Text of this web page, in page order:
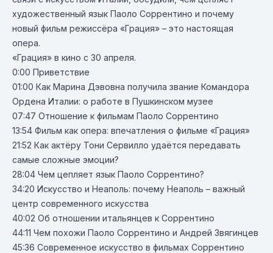
художественный язык Паоло Соррентино и почему
новый фильм режиссёра «Грация» – это настоящая
опера.
«Грация» в кино с 30 апреля.
0:00 Приветствие
01:00 Как Марина Дэвовна получила звание Командора
Ордена Италии: о работе в Пушкинском музее
07:47 Отношение к фильмам Паоло Соррентино
13:54 Фильм как опера: впечатления о фильме «Грация»
21:52 Как актёру Тони Сервилло удаётся передавать
самые сложные эмоции?
28:04 Чем цепляет язык Паоло Соррентино?
34:20 Искусство и Неаполь: почему Неаполь – важный
центр современного искусства
40:02 Об отношении итальянцев к Соррентино
44:11 Чем похожи Паоло Соррентино и Андрей Звягинцев
45:36 Современное искусство в фильмах Соррентино